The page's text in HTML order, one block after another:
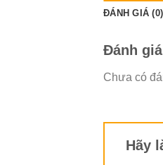
ĐÁNH GIÁ (0)
Đánh giá
Chưa có
Hãy